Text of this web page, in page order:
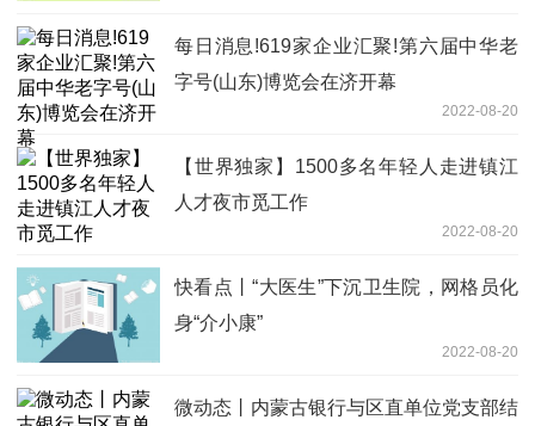
每日消息!619家企业汇聚!第六届中华老
字号(山东)博览会在济开幕
2022-08-20
【世界独家】1500多名年轻人走进镇江
人才夜市觅工作
2022-08-20
快看点丨“大医生”下沉卫生院，网格员化
身“介小康”
2022-08-20
微动态丨内蒙古银行与区直单位党支部结